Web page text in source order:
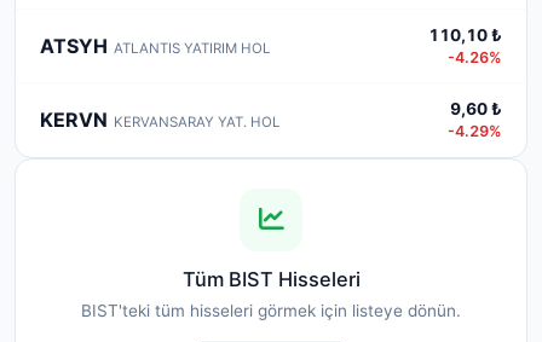
ATSYH ATLANTIS YATIRIM HOL
110,10 ₺
-4.26%
KERVN KERVANSARAY YAT. HOL
9,60 ₺
-4.29%
Tüm BIST Hisseleri
BIST'teki tüm hisseleri görmek için listeye dönün.